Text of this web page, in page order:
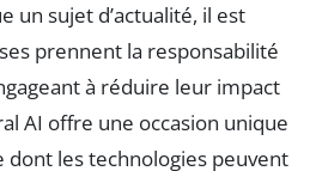
un sujet d’actualité, il est
prennent la responsabilité
à réduire leur impact
AI offre une occasion unique
les technologies peuvent